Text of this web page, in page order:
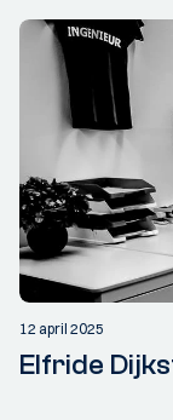
12 april 2025
Elfride